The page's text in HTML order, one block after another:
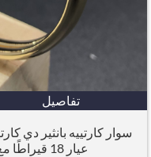
تفاصيل
سوار كارتييه بانثير دي
عيار 18 قيراطًا مع عقيق التسافوريت والعقيق